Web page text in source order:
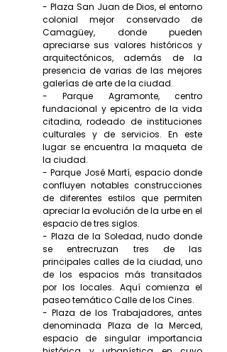
- Plaza San Juan de Dios, el entorno
colonial mejor conservado de
Camagüey, donde pueden
apreciarse sus valores históricos y
arquitectónicos, además de la
presencia de varias de las mejores
galerías de arte de la ciudad.
- Parque Agramonte, centro
fundacional y epicentro de la vida
citadina, rodeado de instituciones
culturales y de servicios. En este
lugar se encuentra la maqueta de
la ciudad.
- Parque José Martí, espacio donde
confluyen notables construcciones
de diferentes estilos que permiten
apreciar la evolución de la urbe en el
espacio de tres siglos.
- Plaza de la Soledad, nudo donde
se entrecruzan tres de las
principales calles de la ciudad, uno
de los espacios más transitados
por los locales. Aquí comienza el
paseo temático Calle de los Cines.
- Plaza de los Trabajadores, antes
denominada Plaza de la Merced,
espacio de singular importancia